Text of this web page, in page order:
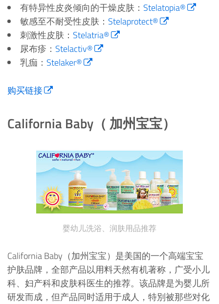
有特异性皮炎倾向的干燥皮肤： Stelatopia®
敏感至不耐受性皮肤： Stelaprotect®
刺激性皮肤： Stelatria®
尿布疹： Stelactiv®
乳痂： Stelaker®
购买链接
California Baby（ 加州宝宝）
婴幼儿洗浴、润肤用品推荐
California Baby（加州宝宝）是美国的一个高端宝宝
护肤品牌，全部产品以用料天然有机著称，广受小儿
科、妇产科和皮肤科医生的推荐。该品牌是为婴儿所
研发而成，但产品同时适用于成人，特別被那些对化